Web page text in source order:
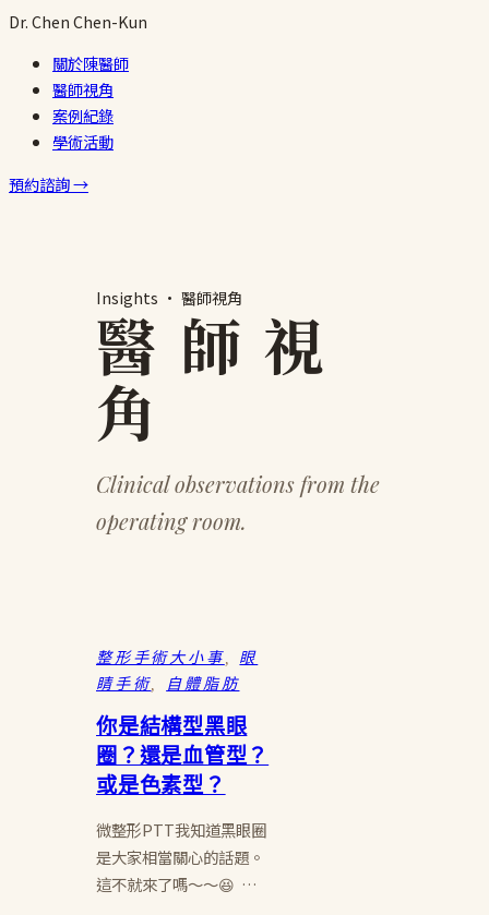
跳
Dr.ChenChen-Kun
關於陳醫師
醫師視角
案例紀錄
學術活動
預約諮詢 →
Insights · 醫師視角
醫 師 視
角
Clinical observations from the
operating room.
整形手術大小事
眼
睛手術
自體脂肪
你是結構型黑眼
圈？還是血管型？
或是色素型？
微整形PTT我知道黑眼圈
是大家相當關心的話題。
這不就來了嗎～～😆 …